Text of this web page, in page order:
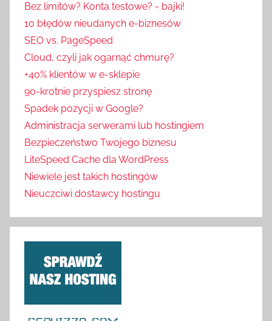
Bez limitów? Konta testowe? - bajki!
10 błędów nieudanych e-biznesów
SEO vs. PageSpeed
Cloud, czyli jak ogarnąć chmurę?
+40% klientów w e-sklepie
90-krotnie przyspiesz stronę
Spadek pozycji w Google?
Administracja serwerami lub hostingiem
Bezpieczeństwo Twojego biznesu
LiteSpeed Cache dla WordPress
Niewiele jest takich hostingów
Nieuczciwi dostawcy hostingu